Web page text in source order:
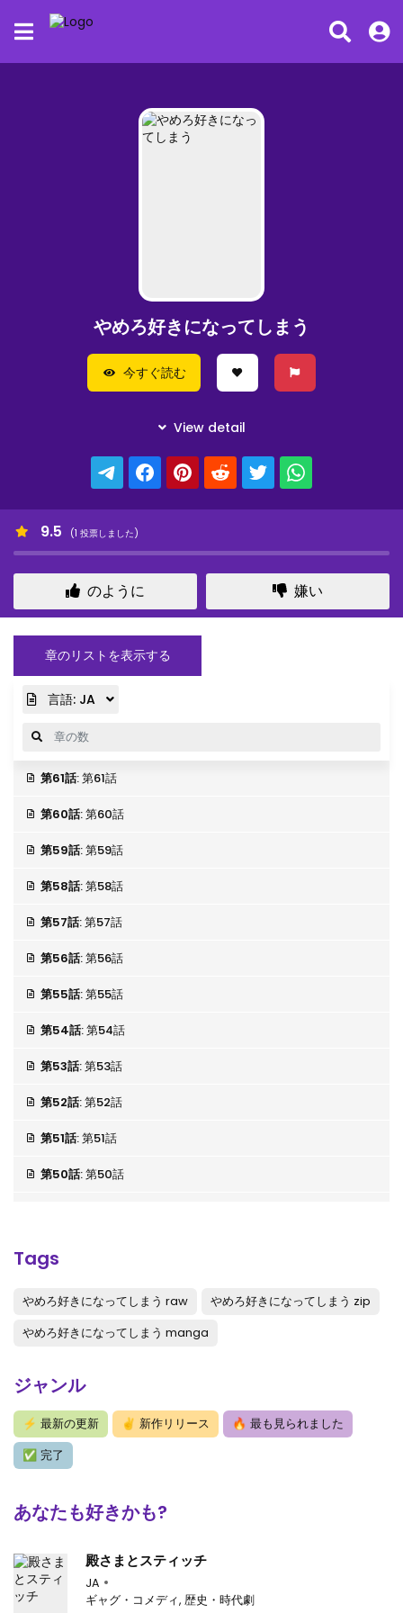
やめろ好きになってしまう
今すぐ読む
9.5 (1 投票しました)
のように 嫌い
章のリストを表示する
言語: JA
第61話: 第61話
第60話: 第60話
第59話: 第59話
第58話: 第58話
第57話: 第57話
第56話: 第56話
第55話: 第55話
第54話: 第54話
第53話: 第53話
第52話: 第52話
第51話: 第51話
第50話: 第50話
第44話: 第44話
第43話: 第43話
第42話
第39話 : 第39話
: 第38話
Tags
やめろ好きになってしまう raw
やめろ好きになってしまう zip
やめろ好きになってしまう manga
ジャンル
⚡ 最新の更新 ✌ 新作リリース 🔥 最も見られました
✅ 完了
あなたも好きかも?
殿さまとスティッチ
JA
ギャグ・コメディ, 歴史・時代劇